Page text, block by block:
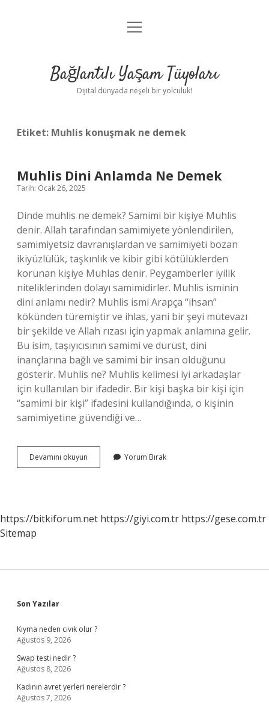
Anasayfa
Yasal Uyarı
menüyü
Bağlantılı Yaşam Tüyoları
Dijital dünyada neşeli bir yolculuk!
Etiket: Muhlis konuşmak ne demek
Muhlis Dini Anlamda Ne Demek
Tarih: Ocak 26, 2025
Dinde muhlis ne demek? Samimi bir kişiye Muhlis
denir. Allah tarafından samimiyete yönlendirilen,
samimiyetsiz davranışlardan ve samimiyeti bozan
ikiyüzlülük, taşkınlık ve kibir gibi kötülüklerden
korunan kişiye Muhlas denir. Peygamberler iyilik
niteliklerinden dolayı samimidirler. Muhlis isminin
dini anlamı nedir? Muhlis ismi Arapça “ihsan”
kökünden türemiştir ve ihlas, yani bir şeyi mütevazı
bir şekilde ve Allah rızası için yapmak anlamına gelir.
Bu isim, taşıyıcısının samimi ve dürüst, dini
inançlarına bağlı ve samimi bir insan olduğunu
gösterir. Muhlis ne? Muhlis kelimesi iyi arkadaşlar
için kullanılan bir ifadedir. Bir kişi başka bir kişi için
“samimi bir kişi” ifadesini kullandığında, o kişinin
samimiyetine güvendiği ve…
Devamını okuyun
Dini
Yorum Bırak
https://bitkiforum.net https://giyi.com.tr https://gese.com.tr
Sitemap
Sidebar
Son Yazılar
Kıyma neden cıvık olur ?
Ağustos 9, 2026
Swap testi nedir ?
Ağustos 8, 2026
Kadının avret yerleri nerelerdir ?
Ağustos 7, 2026